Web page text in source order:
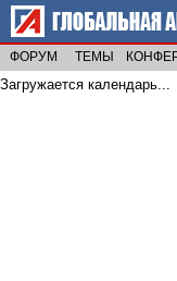
ФОРУМ ТЕМЫ
Загружается календарь...